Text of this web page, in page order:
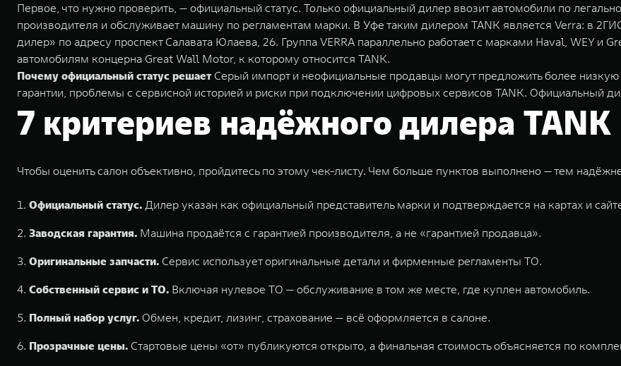
Первое, что нужно проверить, — официальный статус. Только официальный дилер ввозит автомобили по
производителя и обслуживает машину по регламентам марки. В Уфе таким дилером TANK является Verra: в
дилер» по адресу проспект Салавата Юлаева, 26. Группа VERRA параллельно работает с марками Haval, WEY и
автомобилям концерна Great Wall Motor, к которому относится TANK.
Почему официальный статус решаетСерый импорт и неофициальные продавцы могут предложить более низкую
гарантии, проблемы с сервисной историей и риски при подключении цифровых сервисов TANK. Официальный
7 критериев надёжного дилера TANK
Чтобы оценить салон объективно, пройдитесь по этому чек-листу. Чем больше пунктов выполнено — тем
Официальный статус. Дилер указан как официальный представитель марки и подтверждается на картах и
Заводская гарантия. Машина продаётся с гарантией производителя, а не «гарантией продавца».
Оригинальные запчасти. Сервис использует оригинальные детали и фирменные регламенты ТО.
Собственный сервис и ТО. Включая нулевое ТО — обслуживание в том же месте, где куплен автомобиль.
Полный набор услуг. Обмен, кредит, лизинг, страхование — всё оформляется в салоне.
Прозрачные цены. Стартовые цены «от» публикуются открыто, а финальная стоимость объясняется по